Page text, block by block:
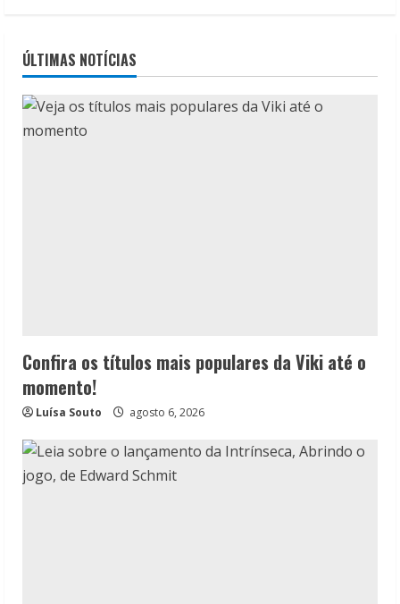
ÚLTIMAS NOTÍCIAS
Confira os títulos mais populares da Viki até o
momento!
Luísa Souto agosto 6, 2026